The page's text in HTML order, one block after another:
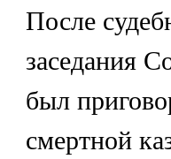
После
заседания
был
смертной